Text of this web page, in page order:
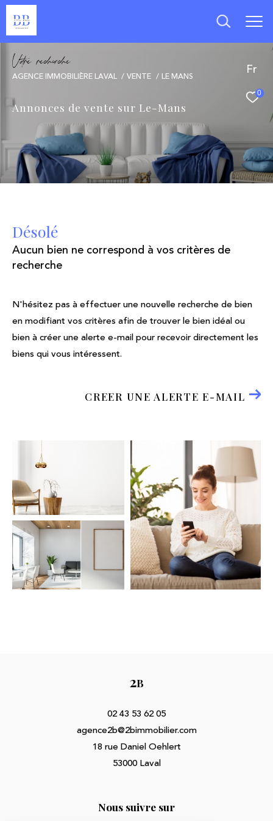
Fr
0
Vore recece
AGENCE IMMOBILIÈRE LAVAL VENTE LE MANS
Annonces de vente sur Le-Mans
Désolé
Aucun bien ne correspond à vos critères de
recherche
N'hésitez pas à effectuer une nouvelle recherche de bien
en modifiant vos critères afin de trouver le bien idéal ou
bien à créer une alerte e-mail pour recevoir directement les
biens qui vous intéressent.
CREER UNE ALERTE E-MAIL
2B
02 43 53 62 05
agence2b@2bimmobilier.com
18 rue Daniel Oehlert
53000 Laval
nous suivre sur